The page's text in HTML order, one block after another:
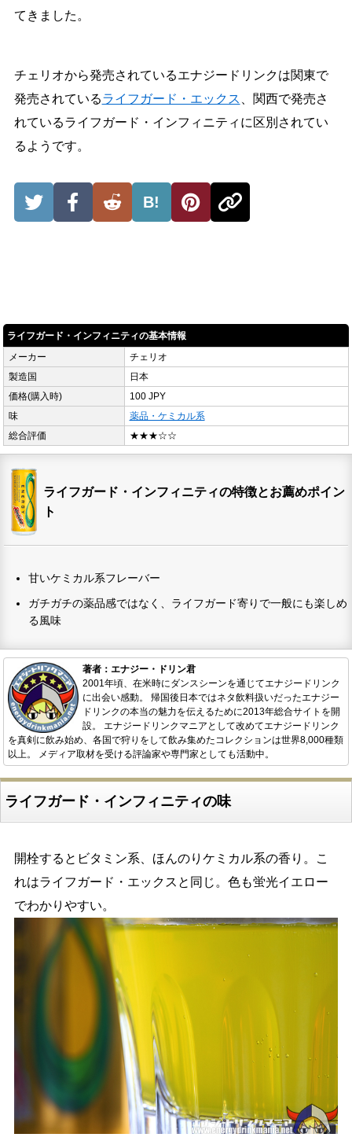
てきました。
チェリオから発売されているエナジードリンクは関東で
発売されているライフガード・エックス 、関西で発売さ
れているライフガード・インフィニティに区別されてい
るようです。
B!
ライフガード・インフィニティの基本情報
メーカー
チェリオ
製造国
日本
価格(購入時)
100 JPY
味
薬品・ケミカル系
総合評価
★★★☆☆
ライフガード・インフィニティの特徴とお薦めポイン
ト
甘いケミカル系フレーバー
ガチガチの薬品感ではなく、ライフガード寄りで一般にも楽しめ
る風味
著者：エナジー・ドリン君
2001年頃、在米時にダンスシーンを通じてエナジードリンク
に出会い感動。 帰国後日本ではネタ飲料扱いだったエナジー
ドリンクの本当の魅力を伝えるために2013年総合サイトを開
設。 エナジードリンクマニアとして改めてエナジードリンク
を真剣に飲み始め、各国で狩りをして飲み集めたコレクションは世界8,000種類
以上。 メディア取材を受ける評論家や専門家としても活動中。
ライフガード・インフィニティの味
開栓するとビタミン系、ほんのりケミカル系の香り。こ
れはライフガード・エックスと同じ。色も蛍光イエロー
でわかりやすい。